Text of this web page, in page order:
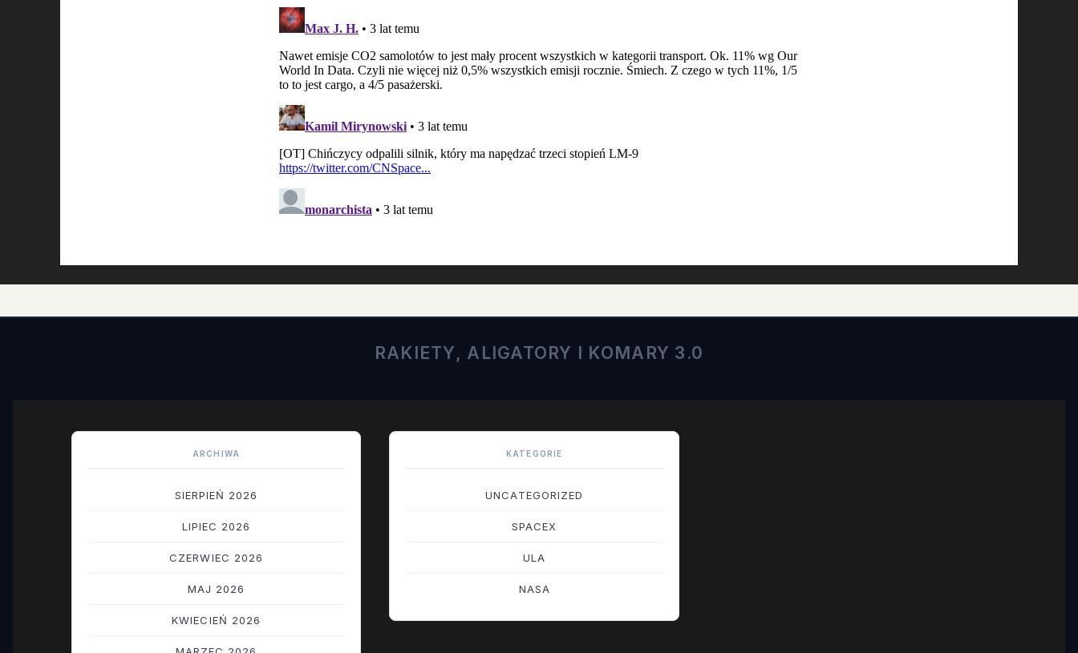
RAKIETY, ALIGATORY I KOMARY 3.0
ARCHIWA
SIERPIEŃ 2026
LIPIEC 2026
CZERWIEC 2026
MAJ 2026
KWIECIEŃ 2026
KATEGORIE
UNCATEGORIZED
SPACEX
ULA
NASA